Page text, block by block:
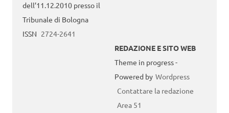
dell’11.12.2010 presso il
Tribunale di Bologna
ISSN 2724-2641
REDAZIONE E SITO WEB
Theme in progress -
Powered by Wordpress
Contattare la redazione
Area 51